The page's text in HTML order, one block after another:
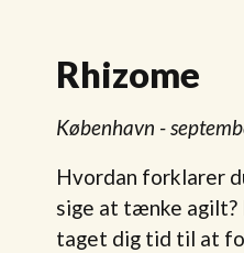
Rhizome
København -
Hvordan forklarer
sige at tænke agilt?
taget dig tid til at